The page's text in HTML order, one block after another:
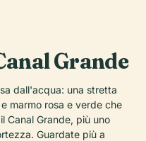
Grande
dall'acqua: una stretta
marmo rosa e verde che
Canal Grande, più uno
Guardate più a